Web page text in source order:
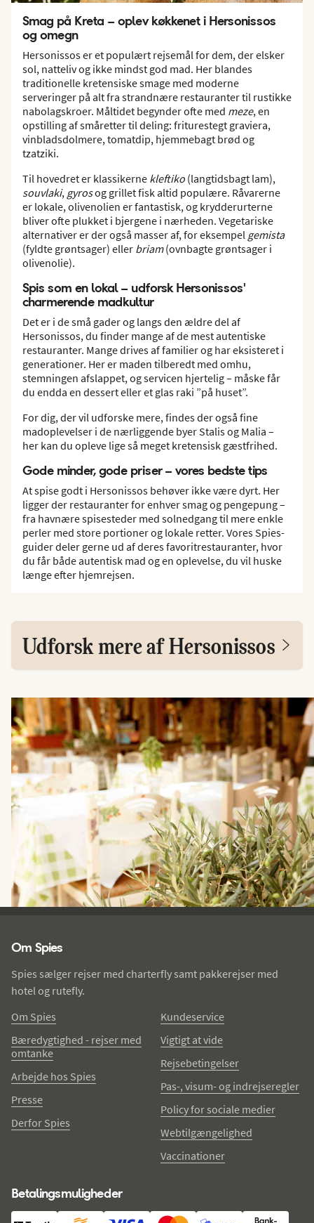
Smag på Kreta – oplev køkkenet i Hersonissos
og omegn
Hersonissos er et populært rejsemål for dem, der elsker
sol, natteliv og ikke mindst god mad. Her blandes
traditionelle kretensiske smage med moderne
serveringer på alt fra strandnære restauranter til rustikke
nabolagskroer. Måltidet begynder ofte med meze, en
opstilling af småretter til deling: friturestegt graviera,
vinbladsdolmere, tomatdip, hjemmebagt brød og
tzatziki.
Til hovedret er klassikerne kleftiko (langtidsbagt lam),
souvlaki, gyrosog grillet fisk altid populære. Råvarerne
er lokale, olivenolien er fantastisk, og krydderurterne
bliver ofte plukket i bjergene i nærheden. Vegetariske
alternativer er der også masser af, for eksempel gemista
(fyldte grøntsager) eller briam(ovnbagte grøntsager i
olivenolie).
Spis som en lokal – udforsk Hersonissos'
charmerende madkultur
Det er i de små gader og langs den ældre del af
Hersonissos, du finder mange af de mest autentiske
restauranter. Mange drives af familier og har eksisteret i
generationer. Her er maden tilberedt med omhu,
stemningen afslappet, og servicen hjertelig – måske får
du endda en dessert eller et glas raki ”på huset”.
For dig, der vil udforske mere, findes der også fine
madoplevelser i de nærliggende byer Stalis og Malia –
her kan du opleve lige så meget kretensisk gæstfrihed.
Gode minder, gode priser – vores bedste tips
At spise godt i Hersonissos behøver ikke være dyrt. Her
ligger der restauranter for enhver smag og pengepung –
fra havnære spisesteder med solnedgang til mere enkle
perler med store portioner og lokale retter. Vores Spies-
guider deler gerne ud af deres favoritrestauranter, hvor
du får både autentisk mad og en oplevelse, du vil huske
længe efter hjemrejsen.
Udforsk mere af Hersonissos
Om Spies
Spies sælger rejser med charterfly samt pakkerejser med
hotel og rutefly.
Om Spies
Bæredygtighed - rejser med
omtanke
Arbejde hos Spies
Presse
Derfor Spies
Kundeservice
Vigtigt at vide
Rejsebetingelser
Pas-, visum- og indrejseregler
Policy for sociale medier
Webtilgængelighed
Vaccinationer
Betalingsmuligheder